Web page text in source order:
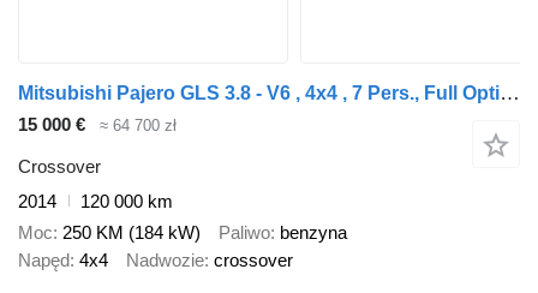
Mitsubishi Pajero GLS 3.8 - V6 , 4x4 , 7 Pers., Full Option
15 000 € ≈ 64 700 zł
Crossover
2014
120 000 km
Moc 250 KM (184 kW) Paliwo benzyna
Napęd 4x4 Nadwozie crossover